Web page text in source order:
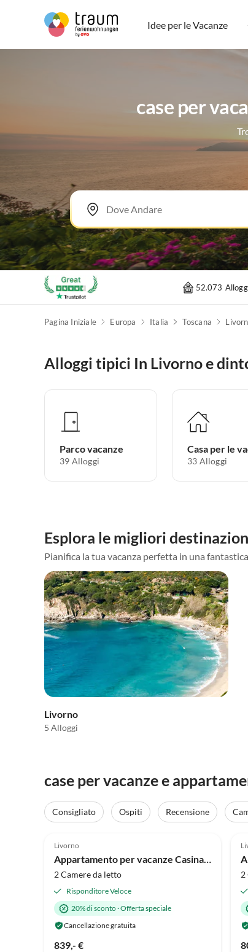
Idee per le Vacanze
case per
52.073
Pagina Iniziale Europa Italia Toscana
Alloggi tipici In Livorno e
Parco vacanze
39 Alloggi
Casa per le
33 Alloggi
Esplora le migliori
Pianifica la tua vacanza perfetta in una
Livorno
5 Alloggi
case per vacanze e
Consigliato Ospiti Recensione
Annuncio in
Alto
Livorno
Appartamento per vacanze Casina di Savolano
2 Camere da letto
Risponditore Veloce
20% di sconto·Offerta speciale
Cancellazione gratuita
839,- €
2